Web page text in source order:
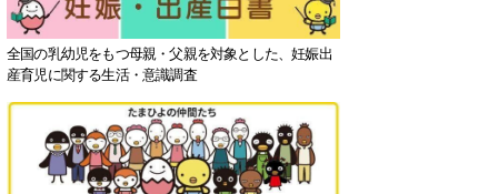
全国の乳幼児をもつ母親・父親を対象とした、妊娠出
産育児に関する生活・意識調査